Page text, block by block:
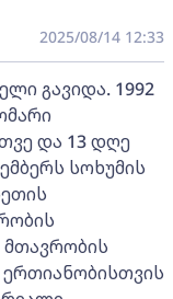
2025/08/14 12:33
გავიდა. 1992
და 13 დღე
სოხუმის
მთავრობის